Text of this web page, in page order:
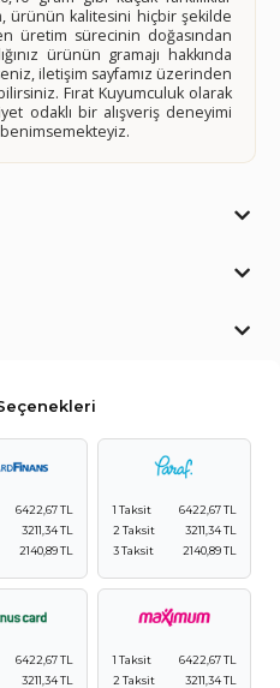
ürünün kalitesini hiçbir şekilde
üretim sürecinin doğasından
ürünün gramajı hakkında
iletişim sayfamız üzerinden
Fırat Kuyumculuk olarak
odaklı bir alışveriş deneyimi
6422,67 TL
3211,34 TL
2140,89 TL
1 Taksit
6422,67 TL
2 Taksit
3211,34 TL
3 Taksit
2140,89 TL
6422,67 TL
3211,34 TL
1 Taksit
6422,67 TL
2 Taksit
3211,34 TL